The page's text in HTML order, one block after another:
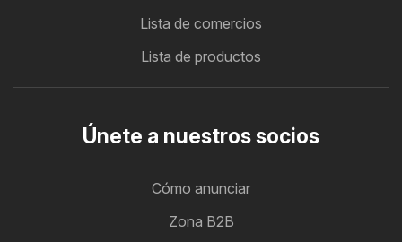
Lista de comercios
Lista de productos
Únete a nuestros socios
Cómo anunciar
Zona B2B